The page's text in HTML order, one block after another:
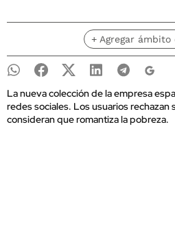
+ Agregar ámbito
La nueva colección de la empresa
redes sociales. Los usuarios rechazan
consideran que romantiza la pobreza.